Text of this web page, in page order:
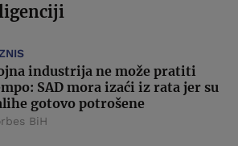
industrija ne može pratiti
SAD mora izaći iz rata jer su
gotovo potrošene
BiH